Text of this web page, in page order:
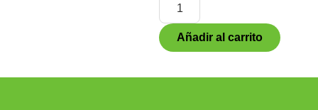
Añadir al carrito